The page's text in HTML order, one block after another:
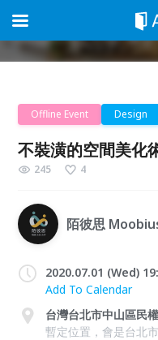
Offline Event Design
不裝潢的空間美化
245 4
陌彼思
2020.07.01 (Wed)
Add To Calendar
台灣台北市中山區民
暫定位置，會是台北